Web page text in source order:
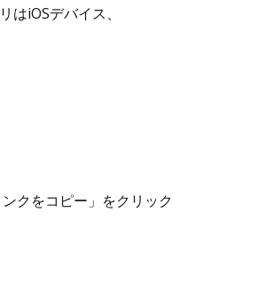
iOSデバイス、
クをコピー」をクリック